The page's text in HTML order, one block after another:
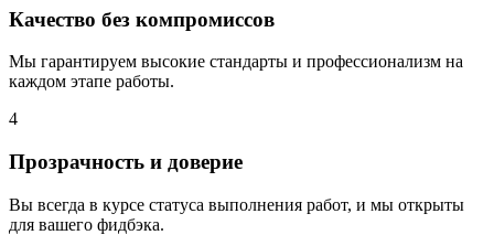
Качество без компромиссов
Мы гарантируем высокие стандарты и профессионализм на
каждом этапе работы.
4
Прозрачность и доверие
Вы всегда в курсе статуса выполнения работ, и мы открыты
для вашего фидбэка.